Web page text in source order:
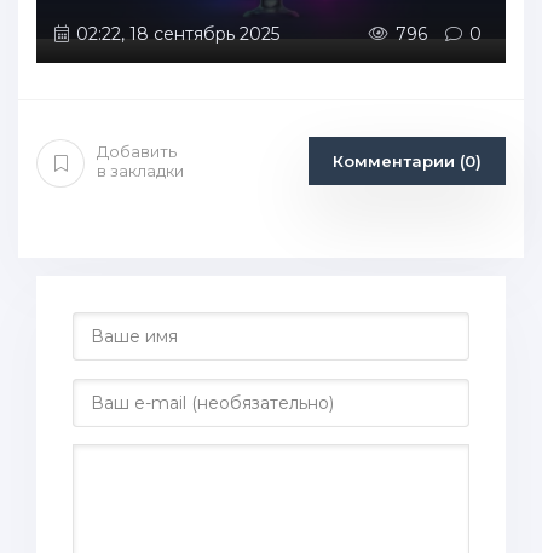
02:22, 18 сентябрь 2025 796 0
Добавить
в закладки
Комментарии (0)